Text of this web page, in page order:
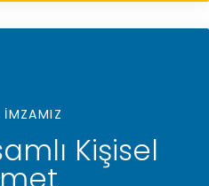
İMZAMIZ
Kişisel